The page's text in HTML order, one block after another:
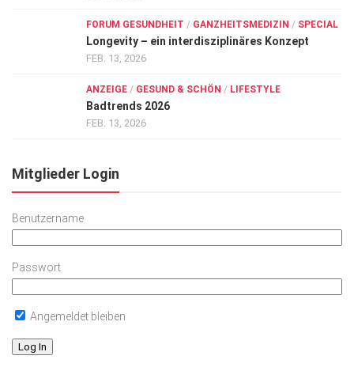
FORUM GESUNDHEIT / GANZHEITSMEDIZIN / SPECIAL
Longevity – ein interdisziplinäres Konzept
FEB. 13, 2026
ANZEIGE / GESUND & SCHÖN / LIFESTYLE
Badtrends 2026
FEB. 13, 2026
Mitglieder Login
Benutzername
Passwort
Angemeldet bleiben